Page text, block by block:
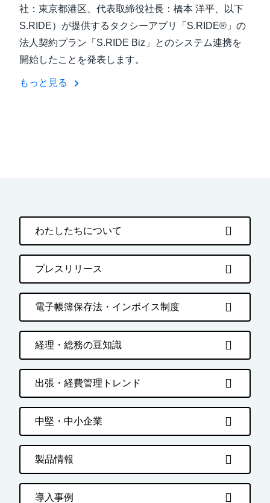
社：東京都港区、代表取締役社長：橋本 洋平、以下
S.RIDE）が提供するタクシーアプリ「S.RIDE®」の
法人契約プラン「S.RIDE Biz」とのシステム連携を
開始したことを発表します。
もっと見る
わたしたちについて
プレスリリース
電子帳簿保存法・インボイス制度
経理・総務の豆知識
出張・経費管理トレンド
中堅・中小企業
製品情報
導入事例